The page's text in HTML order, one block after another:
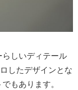
しいディテール
したデザインとな
もあります。